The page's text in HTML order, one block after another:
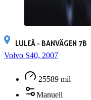
LULEÅ - BANVÄGEN 7B
Volvo S40, 2007
25589 mil
Manuell